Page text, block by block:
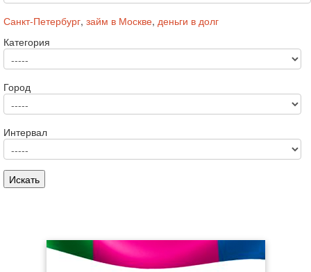
Санкт-Петербург, займ в Москве, деньги в долг
Категория
Город
Интервал